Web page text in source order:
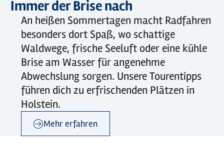
Immer der Brise nach
An heißen Sommertagen macht Radfahren
besonders dort Spaß, wo schattige
Waldwege, frische Seeluft oder eine kühle
Brise am Wasser für angenehme
Abwechslung sorgen. Unsere Tourentipps
führen dich zu erfrischenden Plätzen in
Holstein.
Mehr erfahren